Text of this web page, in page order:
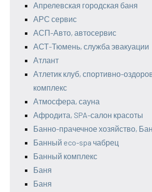
Апрелевская городская баня
АРС сервис
АСП-Авто, автосервис
АСТ-Тюмень, служба эвакуации
Атлант
Атлетик клуб, спортивно-
комплекс
Атмосфера, сауна
Афродита, SPA-салон красоты
Банно-прачечное хозяйство,
Банный eco-spa чабрец
Банный комплекс
Баня
Баня